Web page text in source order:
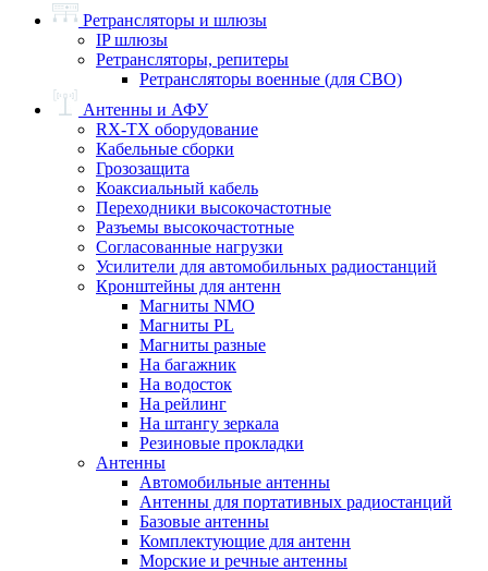
Ретрансляторы и шлюзы
IP шлюзы
Ретрансляторы, репитеры
Ретрансляторы военные (для СВО)
Антенны и АФУ
RX-TX оборудование
Кабельные сборки
Грозозащита
Коаксиальный кабель
Переходники высокочастотные
Разъемы высокочастотные
Согласованные нагрузки
Усилители для автомобильных радиостанций
Кронштейны для антенн
Магниты NMO
Магниты PL
Магниты разные
На багажник
На водосток
На рейлинг
На штангу зеркала
Резиновые прокладки
Антенны
Автомобильные антенны
Антенны для портативных радиостанций
Базовые антенны
Комплектующие для антенн
Морские и речные антенны